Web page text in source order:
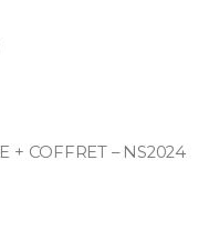
+ COFFRET – NS2024